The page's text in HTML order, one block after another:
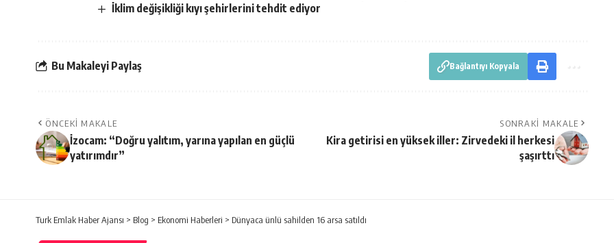
İklim değişikliği kıyı şehirlerini tehdit ediyor
Bu Makaleyi Paylaş Bağlantıyı Kopyala
ÖNCEKI MAKALE
İzocam: “Doğru yalıtım, yarına yapılan en güçlü
yatırımdır”
SONRAKI MAKALE
Kira getirisi en yüksek iller: Zirvedeki il herkesi
şaşırttı
Turk Emlak Haber Ajansı > Blog > Ekonomi Haberleri > Dünyaca ünlü sahilden 16 arsa satıldı